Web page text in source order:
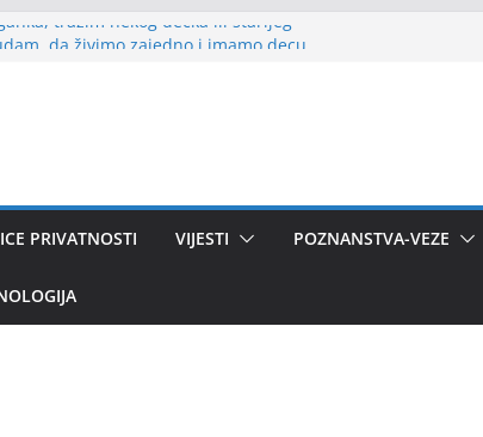
tražim nekog dečka ili starijeg
PRIVATNOSTI VIJESTI POZNANSTVA-VEZE